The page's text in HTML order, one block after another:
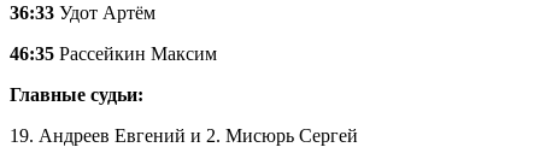
36:33 Удот Артём
46:35 Рассейкин Максим
Главные судьи:
19. Андреев Евгений и 2. Мисюрь Сергей